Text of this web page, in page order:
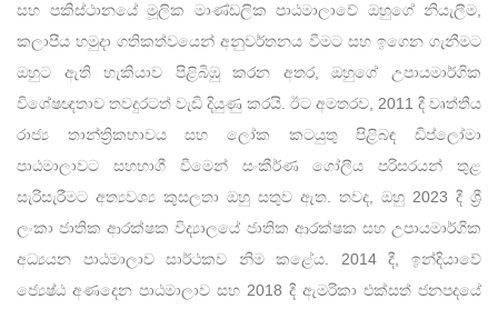
සහ පකිස්ථානයේ මූලික මාණ්ඩලික පාඨමාලාවේ ඔහුගේ නියැලීම,
කලාපීය හමුදා ගතිකත්වයෙන් අනුවර්තනය වීමට සහ ඉගෙන ගැනීමට
ඔහුට ඇති හැකියාව පිළිබිඹු කරන අතර, ඔහුගේ උපායමාර්ගික
විශේෂඥතාව තවදුරටත් වැඩි දියුණු කරයි. ඊට අමතරව, 2011 දී වෘත්තීය
රාජ්‍ය තාන්ත්‍රිකභාවය සහ ලෝක කටයුතු පිළිබඳ ඩිප්ලෝමා
පාඨමාලාවට සහභාගී වීමෙන් සංකීර්ණ ගෝලීය පරිසරයන් තුළ
සැරිසැරීමට අත්‍යවශ්‍ය කුසලතා ඔහු සතුව ඇත. තවද, ඔහු 2023 දී ශ්‍රී
ලංකා ජාතික ආරක්ෂක විද්‍යාලයේ ජාතික ආරක්ෂක සහ උපායමාර්ගික
අධ්‍යයන පාඨමාලාව සාර්ථකව නිම කළේය. 2014 දී, ඉන්දියාවේ
ජ්‍යෙෂ්ඨ අණදෙන පාඨමාලාව සහ 2018 දී ඇමරිකා එක්සත් ජනපදයේ